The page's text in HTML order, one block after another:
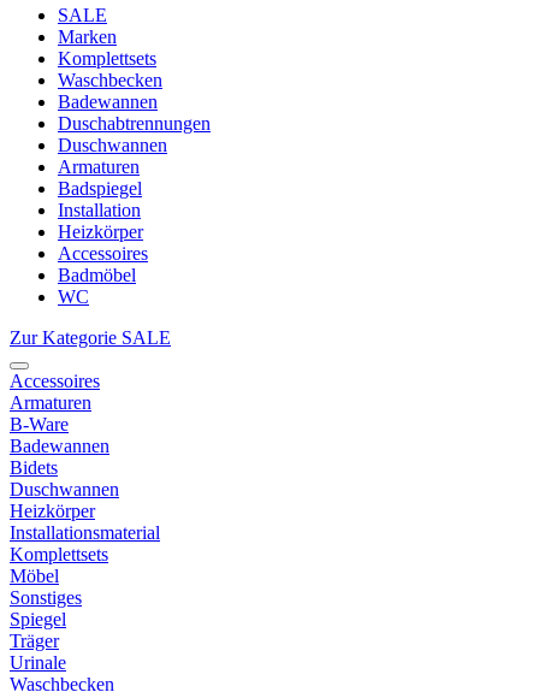
SALE
Marken
Komplettsets
Waschbecken
Badewannen
Duschabtrennungen
Duschwannen
Armaturen
Badspiegel
Installation
Heizkörper
Accessoires
Badmöbel
WC
Zur Kategorie SALE
Accessoires
Armaturen
B-Ware
Badewannen
Bidets
Duschwannen
Heizkörper
Installationsmaterial
Komplettsets
Möbel
Sonstiges
Spiegel
Träger
Urinale
Waschbecken